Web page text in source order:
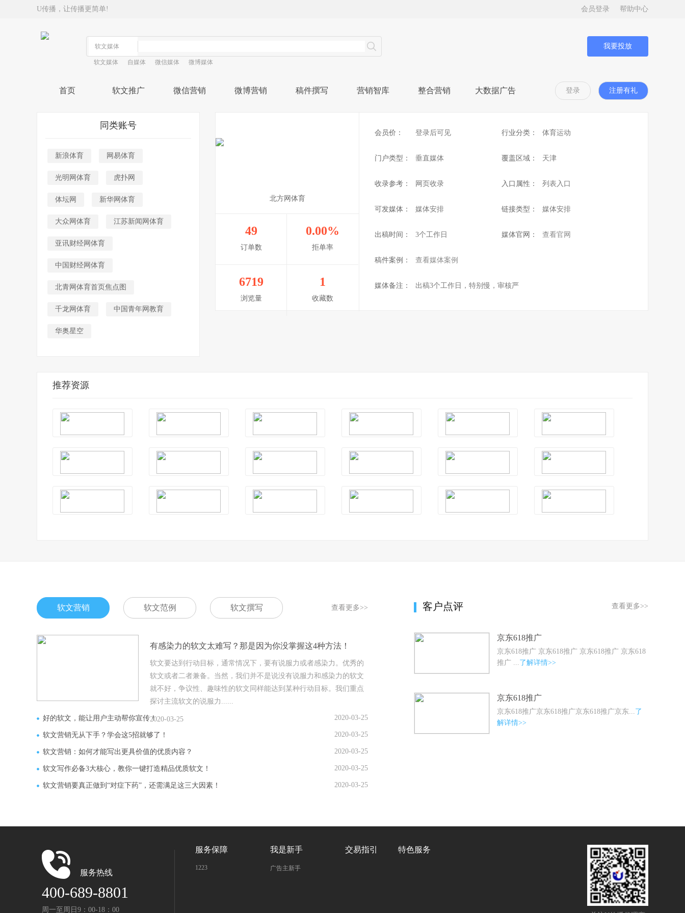
U传播，让传播更简单! 会员登录 帮助中心
软文媒体 自媒体 微信媒体 微博媒体
我要投放
首页 软文推广 微信营销 微博营销 稿件撰写 营销智库 整合营销 大数据广告 登录 注册有礼
同类账号
新浪体育 网易体育
光明网体育 虎扑网
体坛网 新华网体育
大众网体育 江苏新闻网体育
亚讯财经网体育
中国财经网体育
北青网体育首页焦点图
千龙网体育 中国青年网教育
华奥星空
北方网体育
49
订单数
0.00%
拒单率
6719
浏览量
1
收藏数
会员价： 登录后可见 行业分类： 体育运动
门户类型： 垂直媒体 覆盖区域： 天津
收录参考： 网页收录 入口属性： 列表入口
可发媒体： 媒体安排 链接类型： 媒体安排
出稿时间： 3个工作日 媒体官网： 查看官网
稿件案例： 查看媒体案例
媒体备注： 出稿3个工作日，特别慢，审核严
推荐资源
软文营销 软文范例 软文撰写 查看更多>>
有感染力的软文太难写？那是因为你没掌握这4种方法！
软文要达到行动目标，通常情况下，要有说服力或者感染力。优秀的
软文或者二者兼备。当然，我们并不是说没有说服力和感染力的软文
就不好，争议性、趣味性的软文同样能达到某种行动目标。我们重点
探讨主流软文的说服力......
2020-03-25
好的软文，能让用户主动帮你宣传！ 2020-03-25
软文营销无从下手？学会这5招就够了！ 2020-03-25
软文营销：如何才能写出更具价值的优质内容？ 2020-03-25
软文写作必备3大核心，教你一键打造精品优质软文！ 2020-03-25
软文营销要真正做到“对症下药”，还需满足这三大因素！ 2020-03-25
客户点评 查看更多>>
京东618推广
京东618推广 京东618推广 京东618推广 京东618
推广 ...了解详情>>
京东618推广
京东618推广京东618推广京东618推广京东...了
解详情>>
服务热线
400-689-8801
周一至周日9：00-18：00
服务保障
1223
我是新手
广告主新手
交易指引 特色服务